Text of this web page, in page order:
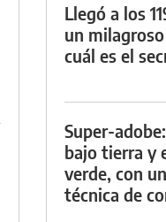
Llegó a los
un
cuál es el
Super-
bajo tierra y
verde, con
técnica de